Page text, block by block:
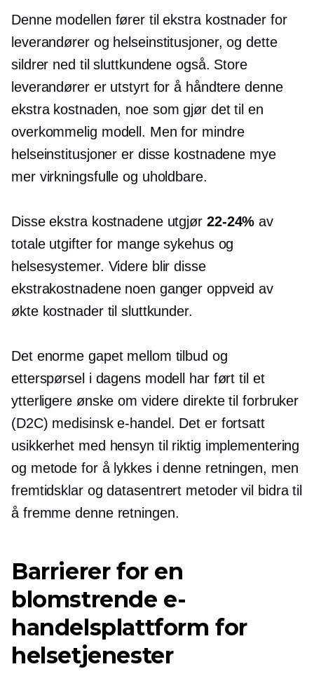
Denne modellen fører til ekstra kostnader for
leverandører og helseinstitusjoner, og dette
sildrer ned til sluttkundene også. Store
leverandører er utstyrt for å håndtere denne
ekstra kostnaden, noe som gjør det til en
overkommelig modell. Men for mindre
helseinstitusjoner er disse kostnadene mye
mer virkningsfulle og uholdbare.
Disse ekstra kostnadene utgjør 22-24% av
totale utgifter for mange sykehus og
helsesystemer. Videre blir disse
ekstrakostnadene noen ganger oppveid av
økte kostnader til sluttkunder.
Det enorme gapet mellom tilbud og
etterspørsel i dagens modell har ført til et
ytterligere ønske om videredirekte til forbruker
(D2C) medisinsk e-handel. Det er fortsatt
usikkerhet med hensyn til riktig implementering
og metode for å lykkes i denne retningen, men
fremtidsklarogdatasentrert metoder vil bidra til
å fremme denne retningen.
Barrierer for en
blomstrende e-
handelsplattform for
helsetjenester